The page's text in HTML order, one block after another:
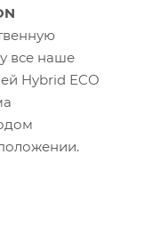
все наше
Hybrid ECO